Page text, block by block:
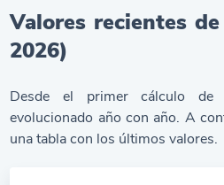
Valores recientes
2026)
Desde el primer cálculo
evolucionado año con año. A
una tabla con los últimos valores.